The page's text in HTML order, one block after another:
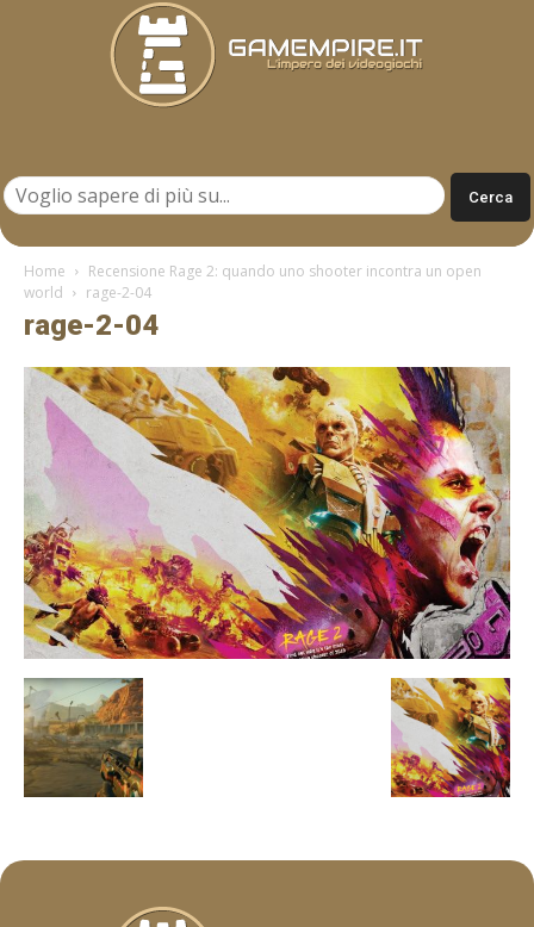
Home
Recensione Rage 2: quando uno shooter incontra un open
world
rage-2-04
rage-2-04